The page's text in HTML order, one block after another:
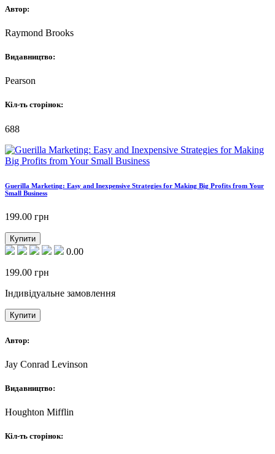
Автор:
Raymond Brooks
Видавництво:
Pearson
Кіл-ть сторінок:
688
Guerilla Marketing: Easy and Inexpensive Strategies for Making Big Profits from Your
Small Business
199.00 грн
Купити
0.00
199.00 грн
Індивідуальне замовлення
Купити
Автор:
Jay Conrad Levinson
Видавництво:
Houghton Mifflin
Кіл-ть сторінок: